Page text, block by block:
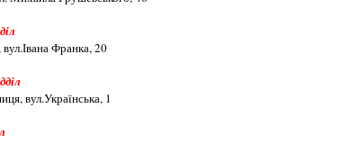
Франка, 20
вул.Українська, 1